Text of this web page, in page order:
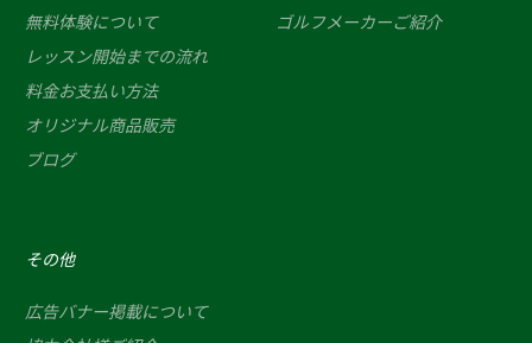
無料体験について
レッスン開始までの流れ
料金お支払い方法
オリジナル商品販売
ブログ
ゴルフメーカーご紹介
その他
広告バナー掲載について